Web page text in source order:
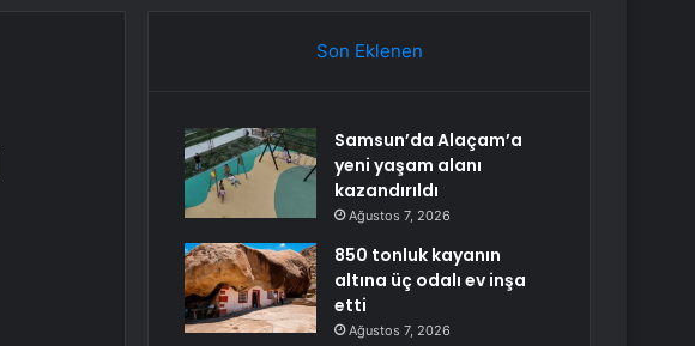
Son Eklenen
Samsun’da Alaçam’a
yeni yaşam alanı
kazandırıldı
Ağustos 7, 2026
850 tonluk kayanın
altına üç odalı ev inşa
etti
Ağustos 7, 2026